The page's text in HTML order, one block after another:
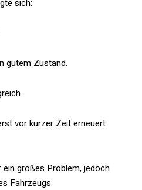
sich:
gutem Zustand.
vor kurzer Zeit erneuert
ein großes Problem, jedoch
Fahrzeugs.